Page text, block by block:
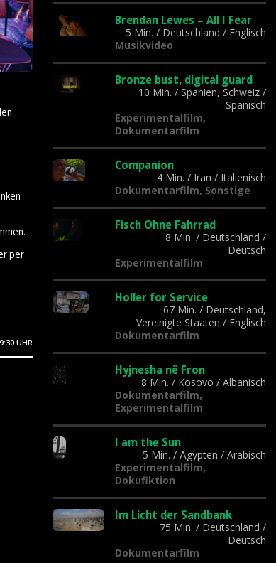
per
UHR
Brendan Lewes – All I Fear
5 Min. / Deutschland / Englisch
Musikvideo
Bronze bust, digital guard
10 Min. / Spanien, Schweiz /
Spanisch
Experimentalfilm,
Dokumentarfilm
Companion
4 Min. / Iran / Italienisch
Dokumentarfilm, Sonstige
Fisch Ohne Fahrrad
8 Min. / Deutschland /
Deutsch
Experimentalfilm
Holler for Service
67 Min. / Deutschland,
Vereinigte Staaten / Englisch
Dokumentarfilm
Hyjnesha në Fron
8 Min. / Kosovo / Albanisch
Dokumentarfilm,
Experimentalfilm
I am the Sun
5 Min. / Ägypten / Arabisch
Experimentalfilm,
Dokufiktion
Im Licht der Sandbank
75 Min. / Deutschland /
Deutsch
Dokumentarfilm